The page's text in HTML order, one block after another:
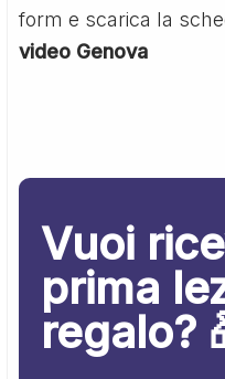
form e scarica la
video Genova
Vuoi
prima
regalo?